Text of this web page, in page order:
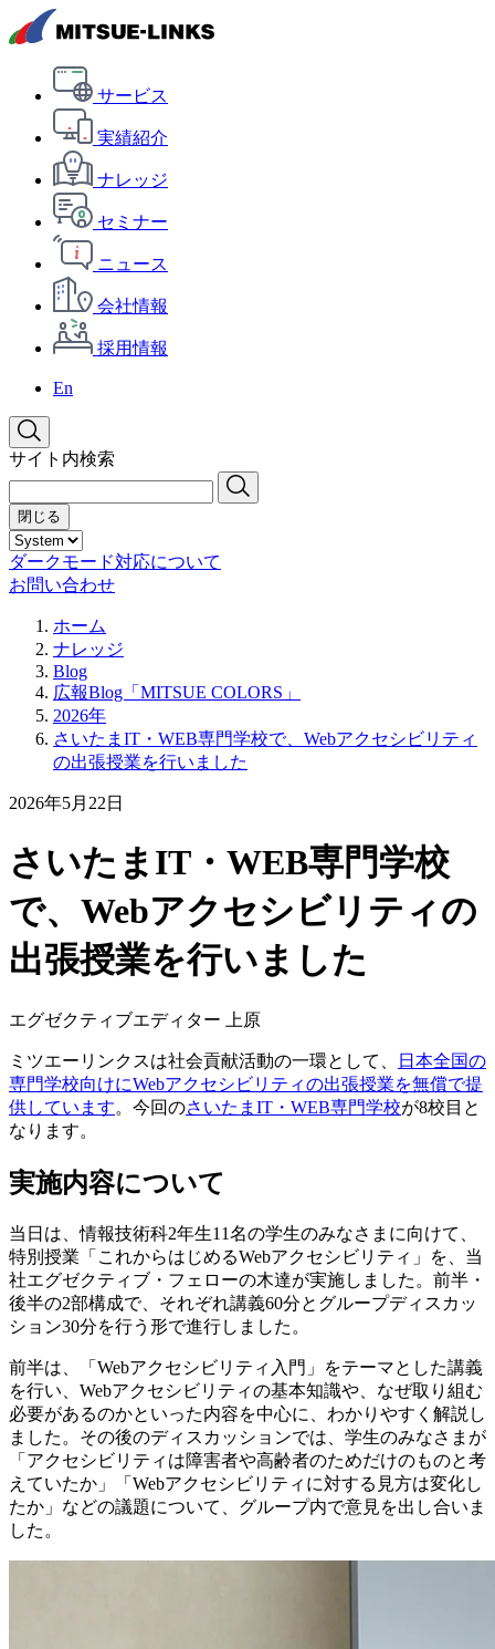
サービス
実績紹介
ナレッジ
セミナー
ニュース
会社情報
採用情報
En
サイト内検索
閉じる
ダークモード対応について
お問い合わせ
ホーム
ナレッジ
Blog
広報Blog「MITSUE COLORS」
2026年
さいたまIT・WEB専門学校で、Webアクセシビリティ
の出張授業を行いました
2026年5月22日
さいたまIT・WEB専門学校
で、Webアクセシビリティの
出張授業を行いました
エグゼクティブエディター 上原
ミツエーリンクスは社会貢献活動の一環として、
日本全国の
専門学校向けにWebアクセシビリティの出張授業を無償で提
供しています。今回のさいたまIT・WEB専門学校が8校目と
なります。
実施内容について
当日は、情報技術科2年生11名の学生のみなさまに向けて、
特別授業「これからはじめるWebアクセシビリティ」を、当
社エグゼクティブ・フェローの木達が実施しました。前半・
後半の2部構成で、それぞれ講義60分とグループディスカッ
ション30分を行う形で進行しました。
前半は、「Webアクセシビリティ入門」をテーマとした講義
を行い、Webアクセシビリティの基本知識や、なぜ取り組む
必要があるのかといった内容を中心に、わかりやすく解説し
ました。その後のディスカッションでは、学生のみなさまが
「アクセシビリティは障害者や高齢者のためだけのものと考
えていたか」「Webアクセシビリティに対する見方は変化し
たか」などの議題について、グループ内で意見を出し合いま
した。